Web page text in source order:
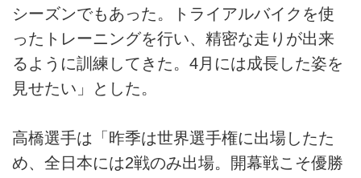
シーズンでもあった。トライアルバイクを使
ったトレーニングを行い、精密な走りが出来
るように訓練してきた。4月には成長した姿を
見せたい」とした。
高橋選手は「昨季は世界選手権に出場したた
め、全日本には2戦のみ出場。開幕戦こそ優勝